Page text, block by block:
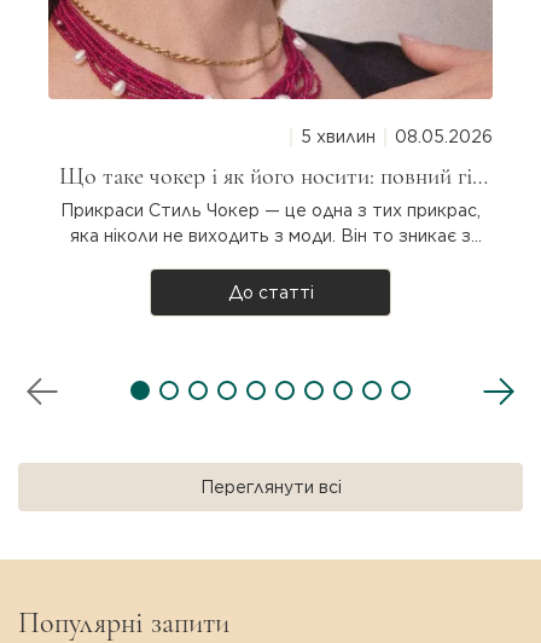
щит — вона розпізнає та відштовхує
будь-який прихований негатив,
заздрість чи недобрі наміри,
спрямовані на власницю. Глазковий
загострює інтуїцію, допомагає бачити
приховану суть речей та приносить
внутрішній спокій навіть у
найстресовіших ситуаціях.
5 хвилин 08.05.2026
Що таке чокер і як його носити: повний гід
для дівчат
Прикраси Стиль Чокер — це одна з тих прикрас,
яка ніколи не виходить з моди. Він то зникає з
таке чокер насправді, звідки він узявся і як
носити? Розбираємося разом! Що таке чокер?
До статті
Переглянути всі
Популярні запити